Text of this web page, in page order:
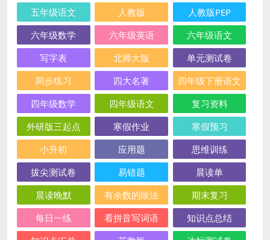
五年级语文
人教版
人教版PEP
六年级数学
六年级英语
六年级语文
写字表
北师大版
单元测试卷
同步练习
四大名著
四年级下册语文
四年级数学
四年级语文
复习资料
外研版三起点
寒假作业
寒假预习
小升初
应用题
思维训练
拔尖测试卷
易错题
晨读单
晨读晚默
有余数的除法
期末复习
每日一练
看拼音写词语
知识点总结